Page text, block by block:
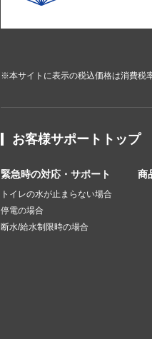
※本サイトに表示の税込価格は消費税
お客様サポートトップ
緊急時の対応・サポート
トイレの水が止まらない場合
停電の場合
断水/給水制限時の場合
商